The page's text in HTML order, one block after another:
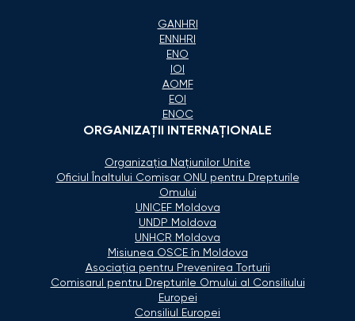
GANHRI
ENNHRI
ENO
IOI
AOMF
EOI
ENOC
ORGANIZAŢII INTERNAŢIONALE
Organizaţia Naţiunilor Unite
Oficiul Înaltului Comisar ONU pentru Drepturile
Omului
UNICEF Moldova
UNDP Moldova
UNHCR Moldova
Misiunea OSCE în Moldova
Asociaţia pentru Prevenirea Torturii
Comisarul pentru Drepturile Omului al Consiliului
Europei
Consiliul Europei